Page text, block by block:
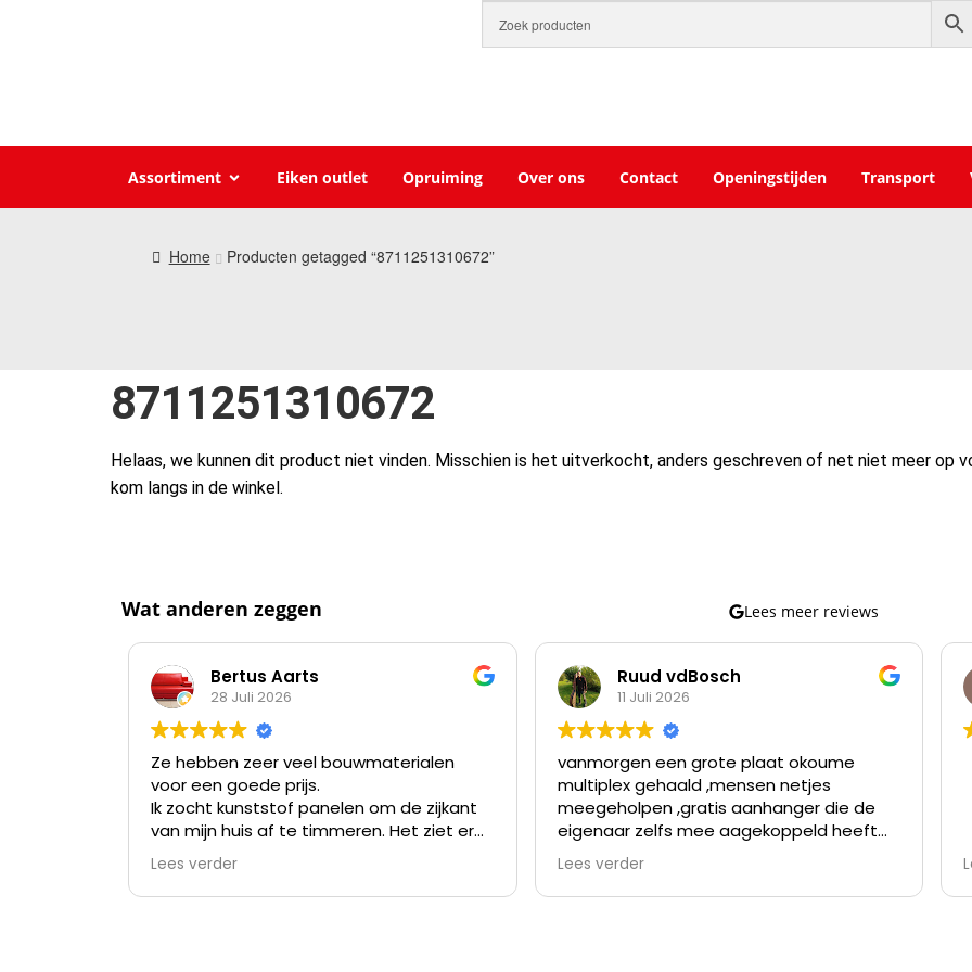
Assortiment Eiken outlet Opruiming Over ons Contact Openingstijden Transport
Home Producten getagged “8711251310672”
8711251310672
Helaas, we kunnen dit product niet vinden. Misschien is het uitverkocht, anders geschreven of net niet meer op
kom langs in de winkel.
Wat anderen zeggen Lees meer reviews
Bertus Aarts
28 Juli 2026
Ze hebben zeer veel bouwmaterialen
voor een goede prijs.
Ik zocht kunststof panelen om de zijkant
van mijn huis af te timmeren. Het ziet er
nu niet meer uit na meer dan 35 jaar en
verven kost me meer tijd dan alles er af
slopen en die kunststof panelen er op
Lees verder
Ruud vdBosch
11 Juli 2026
vanmorgen een grote plaat okoume
multiplex gehaald ,mensen netjes
meegeholpen ,gratis aanhanger die de
eigenaar zelfs mee aagekoppeld heeft
omdat de verloopstekker niet paste
nette prijzen en topservice ,ben er al
meer geweest en kom er vaker
Lees verder